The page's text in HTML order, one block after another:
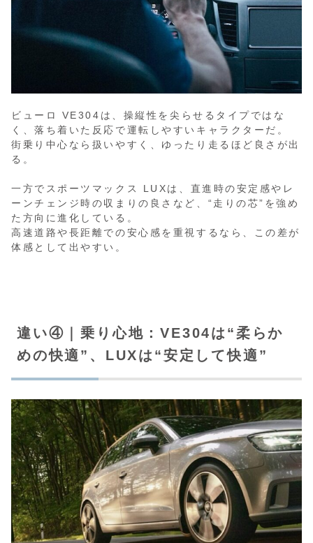
ビューロ VE304は、操縦性を尖らせるタイプではな
く、落ち着いた反応で運転しやすいキャラクターだ。
街乗り中心なら扱いやすく、ゆったり走るほど良さが出
る。
一方でスポーツマックス LUXは、直進時の安定感やレ
ーンチェンジ時の収まりの良さなど、“走りの芯”を強め
た方向に進化している。
高速道路や長距離での安心感を重視するなら、この差が
体感として出やすい。
違い④｜乗り心地：VE304は“柔らか
めの快適”、LUXは“安定して快適”